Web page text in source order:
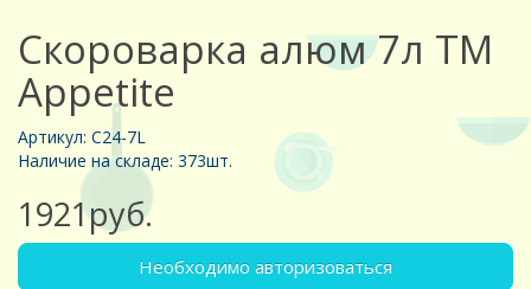
Скороварка алюм 7л TM
Appetite
Артикул: C24-7L
Наличие на складе: 373шт.
1921руб.
Необходимо авторизоваться